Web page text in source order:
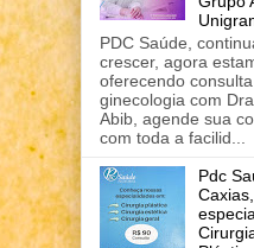
PDC Saúde,
crescer, agora
oferecendo
ginecologia com
Abib, agende sua
com toda a facilid...
Pdc